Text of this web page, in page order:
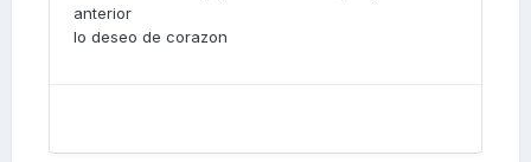
anterior
lo deseo de corazon